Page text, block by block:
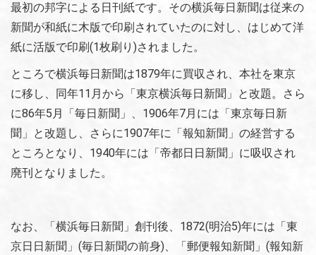
最初の邦字による日刊紙です。その横浜毎日新聞は従来の
新聞が和紙に木版で印刷されていたのに対し、はじめて洋
紙に活版で印刷(1枚刷り)されました。
ところで横浜毎日新聞は1879年に買収され、本社を東京
に移し、同年11月から「東京横浜毎日新聞」と改題。さら
に86年5月「毎日新聞」、1906年7月には「東京毎日新
聞」と改題し、さらに1907年に「報知新聞」の経営する
ところとなり、1940年には「帝都日日新聞」に吸収され
廃刊となりました。
なお、「横浜毎日新聞」創刊後、1872(明治5)年には「東
京日日新聞」(毎日新聞の前身)、「郵便報知新聞」(報知新